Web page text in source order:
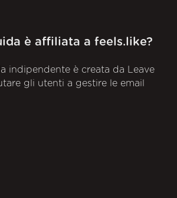
è affiliata a feels.like?
indipendente è creata da Leave
gli utenti a gestire le email